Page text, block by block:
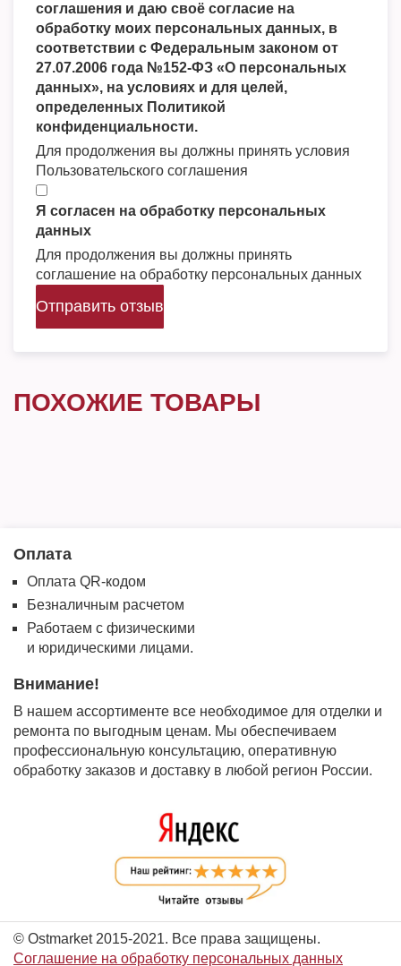
соглашения и даю своё согласие на
обработку моих персональных данных, в
соответствии с Федеральным законом от
27.07.2006 года №152-ФЗ «О персональных
данных», на условиях и для целей,
определенных Политикой
конфиденциальности.
Для продолжения вы должны принять условия
Пользовательского соглашения
Я согласен на обработку персональных
данных
Для продолжения вы должны принять
соглашение на обработку персональных данных
Отправить отзыв
ПОХОЖИЕ ТОВАРЫ
Оплата
Оплата QR-кодом
Безналичным расчетом
Работаем с физическими
и юридическими лицами.
Внимание!
В нашем ассортименте все необходимое для отделки и
ремонта по выгодным ценам. Мы обеспечиваем
профессиональную консультацию, оперативную
обработку заказов и доставку в любой регион России.
© Ostmarket 2015-2021. Все права защищены.
Соглашение на обработку персональных данных